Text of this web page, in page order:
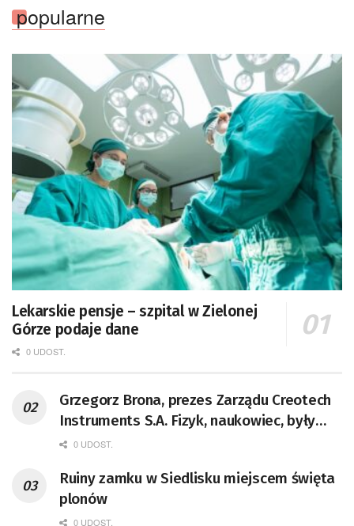
popularne
Lekarskie pensje – szpital w Zielonej
Górze podaje dane
0 UDOST.
Grzegorz Brona, prezes Zarządu Creotech
Instruments S.A. Fizyk, naukowiec, były
pracownik CERN w Genewie,
doktor habilitowany nauk fizycznych,
koordynator Rady Sektorowej ds.
0 UDOST.
Ruiny zamku w Siedlisku miejscem święta
plonów
0 UDOST.